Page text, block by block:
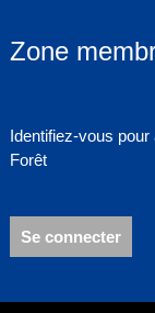
Zone
Identifiez-vous
Forêt
Se connecter